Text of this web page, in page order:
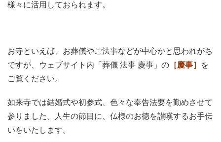
様々に活用しておられます。
お寺といえば、お葬儀やご法事などが中心かと思われがち
ですが、ウェブサイト内「葬儀 法事 慶事」の ［慶事］
を
ご覧ください。
如来寺では結婚式や初参式、色々な奉告法要を勤めさせて
参りました。人生の節目に、仏様のお徳を讃嘆するお手伝
いをいたします。